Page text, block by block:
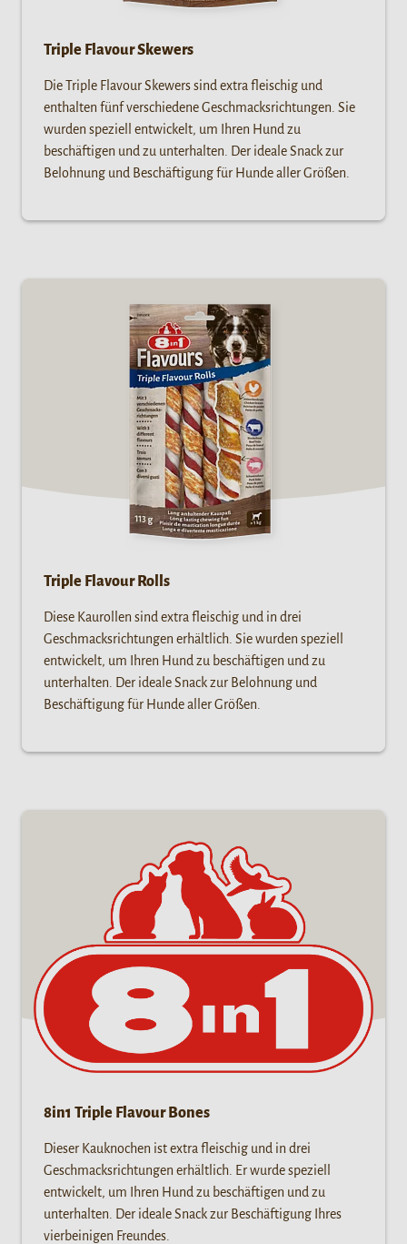
Triple Flavour Skewers
Die Triple Flavour Skewers sind extra fleischig und
enthalten fünf verschiedene Geschmacksrichtungen. Sie
wurden speziell entwickelt, um Ihren Hund zu
beschäftigen und zu unterhalten. Der ideale Snack zur
Belohnung und Beschäftigung für Hunde aller Größen.
Triple Flavour Rolls
Diese Kaurollen sind extra fleischig und in drei
Geschmacksrichtungen erhältlich. Sie wurden speziell
entwickelt, um Ihren Hund zu beschäftigen und zu
unterhalten. Der ideale Snack zur Belohnung und
Beschäftigung für Hunde aller Größen.
8in1 Triple Flavour Bones
Dieser Kauknochen ist extra fleischig und in drei
Geschmacksrichtungen erhältlich. Er wurde speziell
entwickelt, um Ihren Hund zu beschäftigen und zu
unterhalten. Der ideale Snack zur Beschäftigung Ihres
vierbeinigen Freundes.